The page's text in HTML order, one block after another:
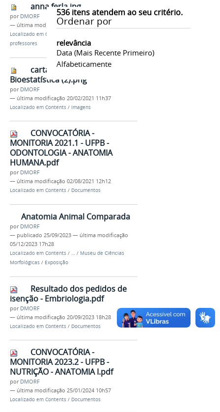
536itens atendem ao seu critério.
Ordenar por
relevância
Data (mais Recente Primeiro)
Alfabeticamente
anna ferla.jpg
por DMORF
— última modificação03/12/2018 19h56
Localizado em Contents
professores
cartaz curso de
Bioestatística (2).png
por DMORF
— última modificação 20/02/2021 11h37
Localizado em Contents / Imagens
CONVOCATÓRIA -
MONITORIA 2021.1 - UFPB -
ODONTOLOGIA - ANATOMIA
HUMANA.pdf
por DMORF
— última modificação 02/08/2021 12h12
Localizado em Contents / Documentos
Anatomia Animal Comparada
por DMORF
— publicado 25/09/2023 — última modificação
05/12/2023 17h28
Localizado em Contents / … / Museu de Ciências
Morfológicas / Exposição
Resultado dos pedidos de
isenção - Embriologia.pdf
por DMORF
— última modificação 20/09/2023 18h28
Localizado em Contents / Documentos
CONVOCATÓRIA -
MONITORIA 2023.2 - UFPB -
NUTRIÇÃO - ANATOMIA I.pdf
por DMORF
— última modificação 25/01/2024 10h57
Localizado em Contents / Documentos